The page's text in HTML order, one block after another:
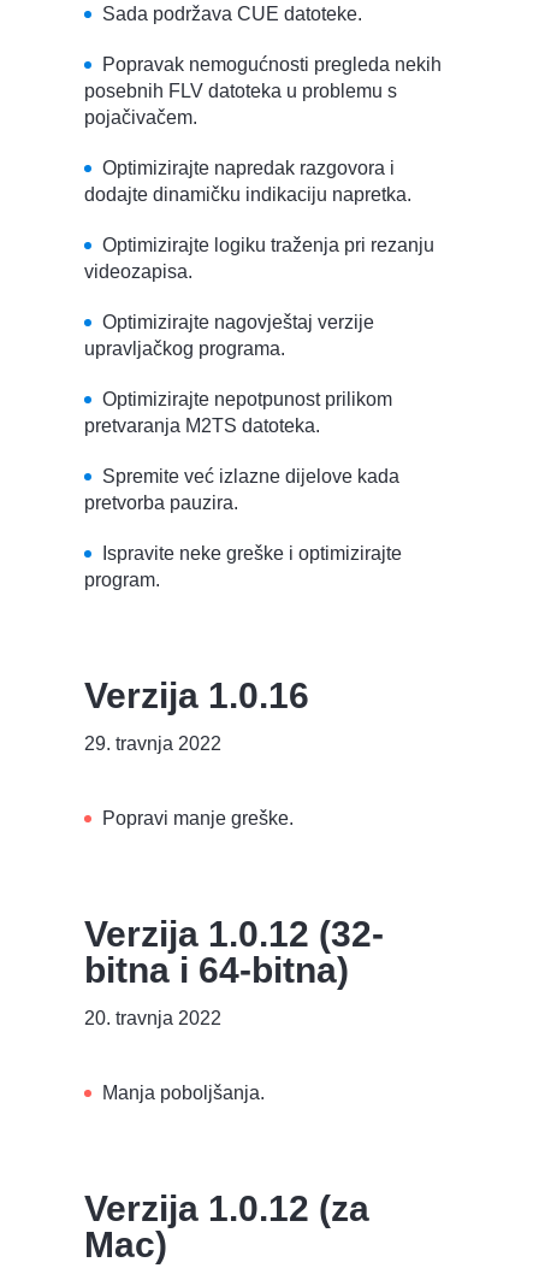
Sada podržava CUE datoteke.
Popravak nemogućnosti pregleda nekih
posebnih FLV datoteka u problemu s
pojačivačem.
Optimizirajte napredak razgovora i
dodajte dinamičku indikaciju napretka.
Optimizirajte logiku traženja pri rezanju
videozapisa.
Optimizirajte nagovještaj verzije
upravljačkog programa.
Optimizirajte nepotpunost prilikom
pretvaranja M2TS datoteka.
Spremite već izlazne dijelove kada
pretvorba pauzira.
Ispravite neke greške i optimizirajte
program.
Verzija 1.0.16
29. travnja 2022
Popravi manje greške.
Verzija 1.0.12 (32-
bitna i 64-bitna)
20. travnja 2022
Manja poboljšanja.
Verzija 1.0.12 (za
Mac)